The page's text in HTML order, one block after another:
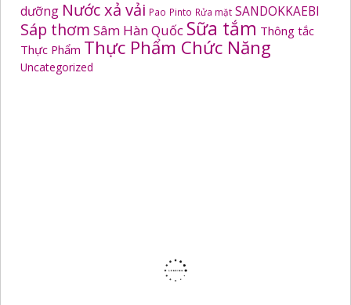
dưỡng Nước xả vải Pao Pinto Rửa mặt SANDOKKAEBI
Sáp thơm Sâm Hàn Quốc Sữa tắm Thông tắc
Thực Phẩm Thực Phẩm Chức Năng
Uncategorized